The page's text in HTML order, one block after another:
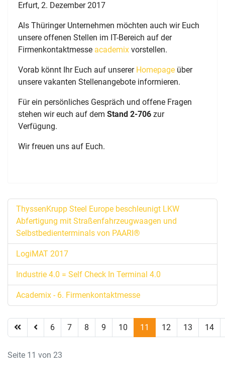
Erfurt, 2. Dezember 2017
Als Thüringer Unternehmen möchten auch wir Euch
unsere offenen Stellen im IT-Bereich auf der
Firmenkontaktmesse academix vorstellen.
Vorab könnt Ihr Euch auf unserer Homepage über
unsere vakanten Stellenangebote informieren.
Für ein persönliches Gespräch und offene Fragen
stehen wir euch auf dem Stand 2-706 zur
Verfügung.
Wir freuen uns auf Euch.
ThyssenKrupp Steel Europe beschleunigt LKW
Abfertigung mit Straßenfahrzeugwaagen und
Selbstbedienterminals von PAARI®
LogiMAT 2017
Industrie 4.0 = Self Check In Terminal 4.0
Academix - 6. Firmenkontaktmesse
6 7 8 9 10 11 12 13 14
Seite 11 von 23